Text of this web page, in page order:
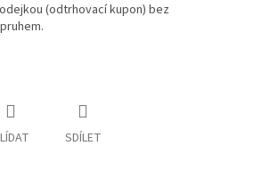
(odtrhovací kupon) bez
SDÍLET